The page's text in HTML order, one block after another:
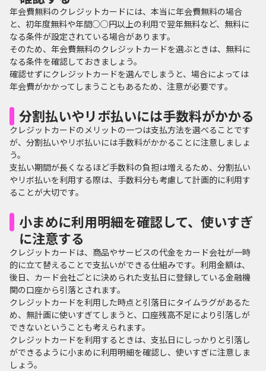
年会費無料のクレジットカードには、本当に年会費無料の場合
と、初年度無料や年間○○円以上の利用で翌年無料など、無料に
なる条件が設定されている場合があります。
そのため、年会費無料のクレジットカードを選ぶときは、無料に
なる条件を確認しておきましょう。
確認せずにクレジットカードを選んでしまうと、場合によっては
年会費がかかってしまうこともあるため、注意が必要です。
分割払いやリボ払いには手数料がかかる
クレジットカードのメリットの一つは支払方法を選べることです
が、分割払いやリボ払いには手数料がかかることに注意しましょ
う。
支払い期間が長くなるほど手数料の負担は増えるため、分割払い
やリボ払いを利用する際は、手数料分も考慮して計画的に利用す
ることが大切です。
小まめに利用明細を確認して、使いすぎ
に注意する
クレジットカードは、商品やサービスの代金をカード会社が一時
的に立て替えることで支払いができる仕組みです。利用金額は、
後日、カード会社ごとに決められた支払日に登録している金融機
関の口座から引落とされます。
クレジットカードを利用した時点と引落日にタイムラグがあるた
め、無計画に使いすぎてしまうと、口座残高不足により引落しが
できないということも考えられます。
クレジットカードを利用するときは、支払日にしっかりと引落し
ができるように小まめに利用明細を確認し、使いすぎに注意しま
しょう。